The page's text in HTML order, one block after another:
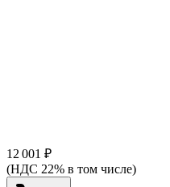
12 001 ₽
(НДС 22% в том числе)